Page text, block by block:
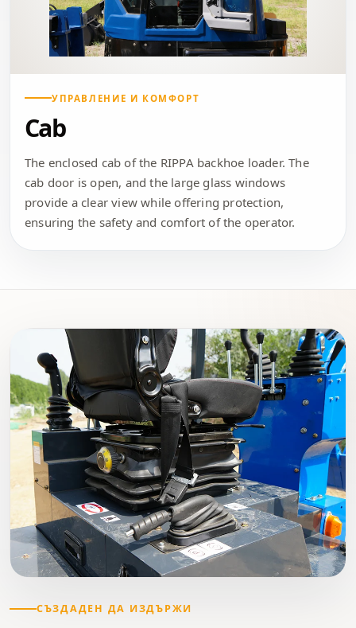
УПРАВЛЕНИЕ И КОМФОРТ
Cab
The enclosed cab of the RIPPA backhoe loader. The
cab door is open, and the large glass windows
provide a clear view while offering protection,
ensuring the safety and comfort of the operator.
СЪЗДАДЕН ДА ИЗДЪРЖИ